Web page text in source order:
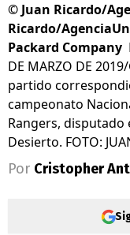
©Juan Ricardo/
Ricardo/
Packard Company
DE MARZO DE
partido
campeonato
Rangers, disputado
Desierto. FOTO:
Por Cristopher